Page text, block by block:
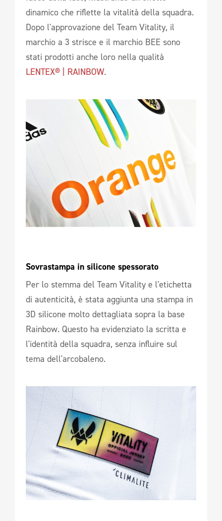
dinamico che riflette la vitalità della squadra.
Dopo l'approvazione del Team Vitality, il
marchio a 3 strisce e il marchio BEE sono
stati prodotti anche loro nella qualità
LENTEX® | RAINBOW.
Sovrastampa in silicone spessorato
Per lo stemma del Team Vitality e l'etichetta
di autenticità, è stata aggiunta una stampa in
3D silicone molto dettagliata sopra la base
Rainbow. Questo ha evidenziato la scritta e
l'identità della squadra, senza influire sul
tema dell'arcobaleno.